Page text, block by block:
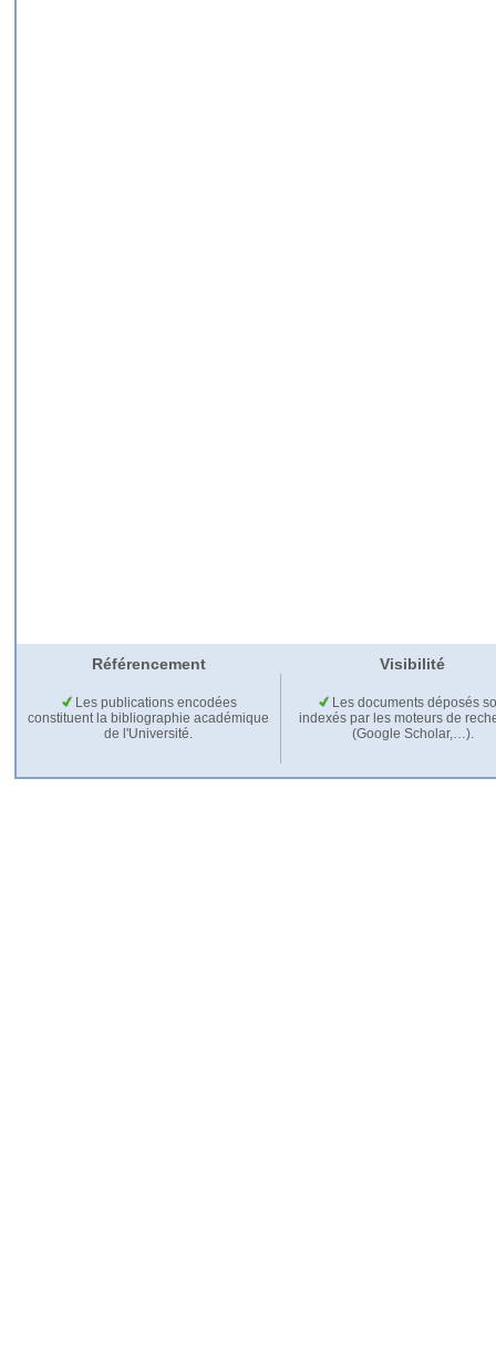
Référencement Visibilité
Les publications encodées
constituent la bibliographie académique
de l'Université.
Les documents déposés
indexés par les moteurs de
(Google Scholar,…).